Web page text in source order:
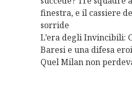
finestra, e il cassiere
sorride
L’era degli Invincibili:
Baresi e una difesa
Quel Milan non